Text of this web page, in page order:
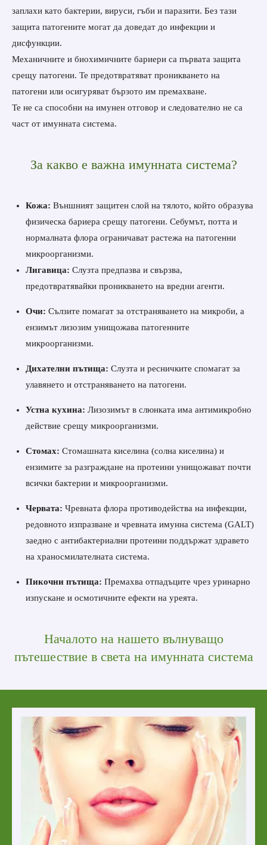
заплахи като бактерии, вируси, гъби и паразити. Без тази
защита патогените могат да доведат до инфекции и
дисфункции.
Механичните и биохимичните бариери са първата защита
срещу патогени. Те предотвратяват проникването на
патогени или осигуряват бързото им премахване.
Те не са способни на имунен отговор и следователно не са
част от имунната система.
За какво е важна имунната система?
Кожа: Външният защитен слой на тялото, който образува
физическа бариера срещу патогени. Себумът, потта и
нормалната флора ограничават растежа на патогенни
микроорганизми.
Лигавица: Слузта предпазва и свързва,
предотвратявайки проникването на вредни агенти.
Очи: Сълзите помагат за отстраняването на микроби, а
ензимът лизозим унищожава патогенните
микроорганизми.
Дихателни пътища: Слузта и ресничките спомагат за
улавянето и отстраняването на патогени.
Устна кухина: Лизозимът в слюнката има антимикробно
действие срещу микроорганизми.
Стомах: Стомашната киселина (солна киселина) и
ензимите за разграждане на протеини унищожават почти
всички бактерии и микроорганизми.
Червата: Чревната флора противодейства на инфекции,
редовното изпразване и чревната имунна система (GALT)
заедно с антибактериални протеини поддържат здравето
на храносмилателната система.
Пикочни пътища: Премахва отпадъците чрез уринарно
изпускане и осмотичните ефекти на уреята.
Началото на нашето вълнуващо
пътешествие в света на имунната система